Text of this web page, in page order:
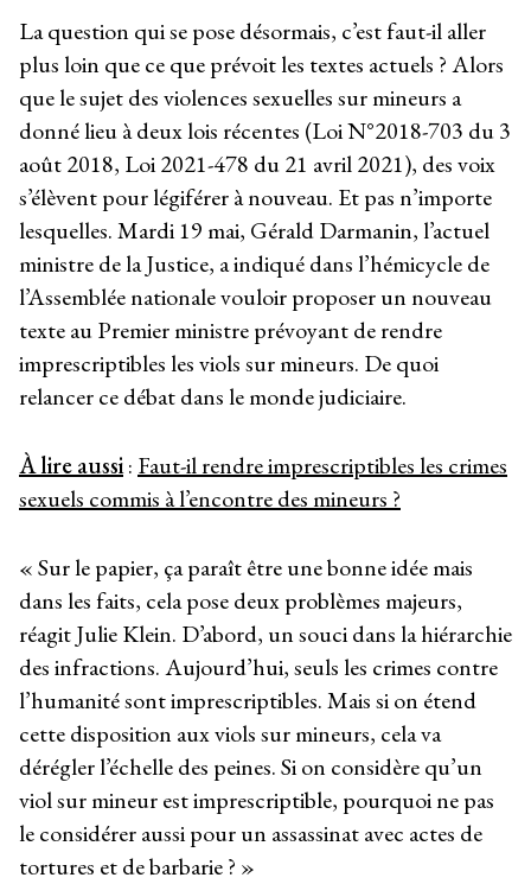
La question qui se pose désormais, c’est faut-il aller
plus loin que ce que prévoit les textes actuels ? Alors
que le sujet des violences sexuelles sur mineurs a
donné lieu à deux lois récentes (Loi N°2018-703 du 3
août 2018, Loi 2021-478 du 21 avril 2021), des voix
s’élèvent pour légiférer à nouveau. Et pas n’importe
lesquelles. Mardi 19 mai, Gérald Darmanin, l’actuel
ministre de la Justice, a indiqué dans l’hémicycle de
l’Assemblée nationale vouloir proposer un nouveau
texte au Premier ministre prévoyant de rendre
imprescriptibles les viols sur mineurs. De quoi
relancer ce débat dans le monde judiciaire.
À lire aussi: Faut-il rendre imprescriptibles les crimes
sexuels commis à l’encontre des mineurs ?
« Sur le papier, ça paraît être une bonne idée mais
dans les faits, cela pose deux problèmes majeurs,
réagit Julie Klein. D’abord, un souci dans la hiérarchie
des infractions. Aujourd’hui, seuls les crimes contre
l’humanité sont imprescriptibles. Mais si on étend
cette disposition aux viols sur mineurs, cela va
dérégler l’échelle des peines. Si on considère qu’un
viol sur mineur est imprescriptible, pourquoi ne pas
le considérer aussi pour un assassinat avec actes de
tortures et de barbarie ? »